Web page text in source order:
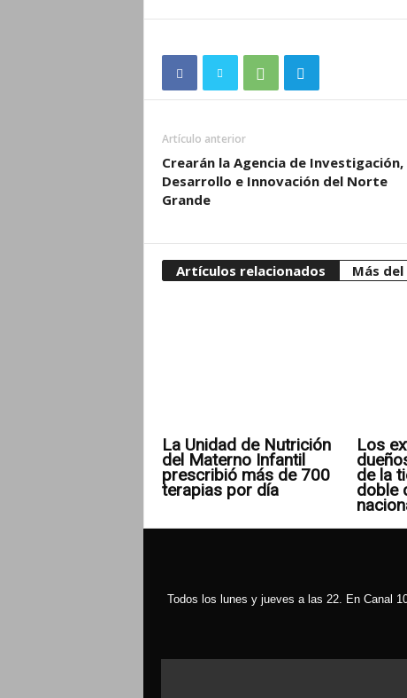
Artículo anterior
Crearán la Agencia de Investigación,
Desarrollo e Innovación del Norte
Grande
Artículos relacionados Más
La Unidad de Nutrición
del Materno Infantil
prescribió más de 700
terapias por día
Los
de la
doble
Todos los lunes y jueves a las 22. En Canal